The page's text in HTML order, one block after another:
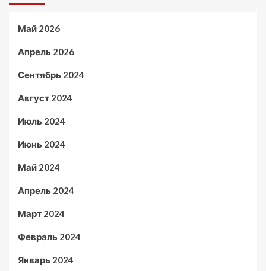
Май 2026
Апрель 2026
Сентябрь 2024
Август 2024
Июль 2024
Июнь 2024
Май 2024
Апрель 2024
Март 2024
Февраль 2024
Январь 2024